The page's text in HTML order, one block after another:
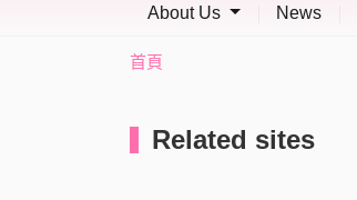
About Us News
首頁
Related sites